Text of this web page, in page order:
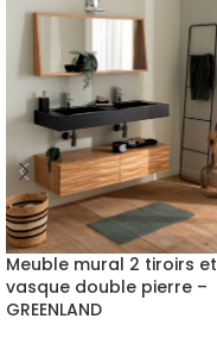
Meuble mural 2 tiroirs et
vasque double pierre –
GREENLAND